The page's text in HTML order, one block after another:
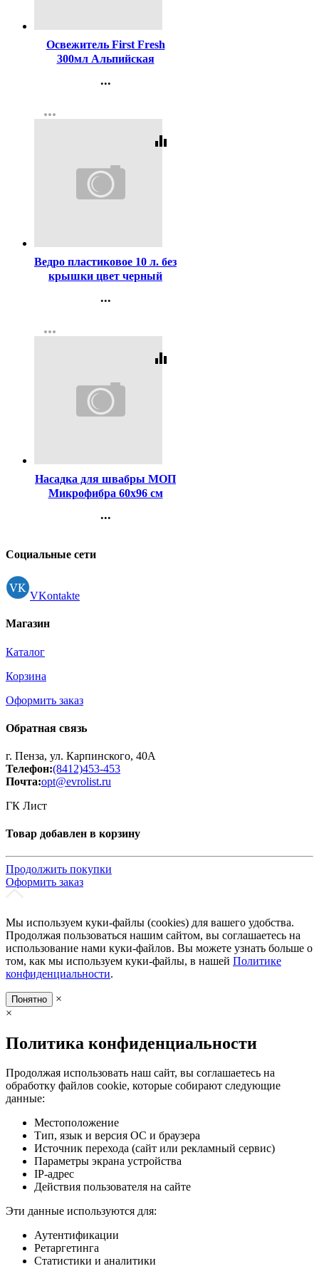
Освежитель First Fresh
300мл Альпийская
...
Регистрация
more_horiz
equalizer
Ведро пластиковое 10 л. без
крышки цвет черный
...
Регистрация
more_horiz
equalizer
Насадка для швабры МОП
Микрофибра 60х96 см
...
Регистрация
Социальные сети
VKontakte
Магазин
Каталог
Корзина
Оформить заказ
Обратная связь
г. Пенза, ул. Карпинского, 40А
Телефон:(8412)453-453
Почта:opt@evrolist.ru
ГК Лист
Товар добавлен в корзину
Продолжить покупки
Оформить заказ
Мы используем куки-файлы (cookies) для вашего удобства.
Продолжая пользоваться нашим сайтом, вы соглашаетесь на
использование нами куки-файлов. Вы можете узнать больше о
том, как мы используем куки-файлы, в нашей Политике
конфиденциальности.
Понятно
×
×
Политика конфиденциальности
Продолжая использовать наш сайт, вы соглашаетесь на
обработку файлов cookie, которые собирают следующие
данные:
Местоположение
Тип, язык и версия ОС и браузера
Источник перехода (сайт или рекламный сервис)
Параметры экрана устройства
IP-адрес
Действия пользователя на сайте
Эти данные используются для:
Аутентификации
Ретаргетинга
Статистики и аналитики